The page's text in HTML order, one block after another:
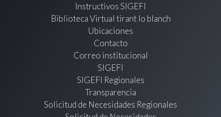
Instructivos SIGEFI
Biblioteca Virtual tirant lo blanch
Ubicaciones
Contacto
Correo institucional
SIGEFI
SIGEFI Regionales
Transparencia
Solicitud de Necesidades Regionales